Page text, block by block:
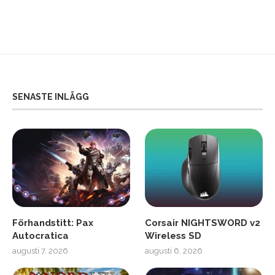
SENASTE INLÄGG
Förhandstitt: Pax
Autocratica
augusti 7, 2026
Corsair NIGHTSWORD v2
Wireless SD
augusti 6, 2026